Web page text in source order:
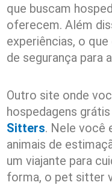
que buscam
oferecem. Além
experiências, o
de segurança para
Outro site onde
hospedagens
Sitters. Nele você
animais de
um viajante para
forma, o pet sitter